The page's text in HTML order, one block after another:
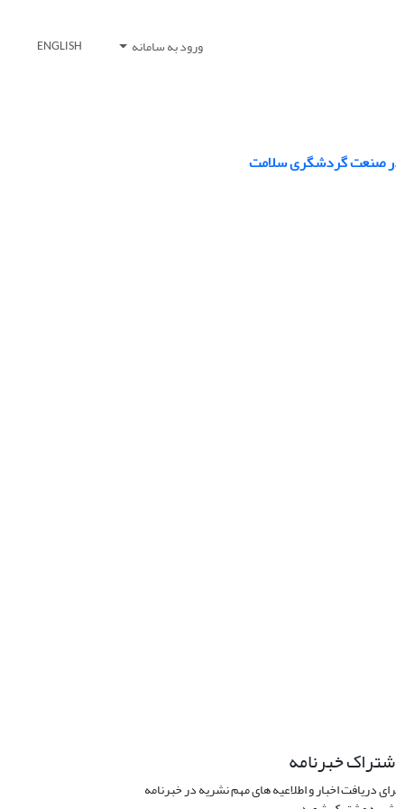
ورود به سامانه ENGLISH
در صنعت گردشگری سلامت
خبرنامه
دریافت اخبار و اطلاعیه های مهم نشریه در خبرنامه